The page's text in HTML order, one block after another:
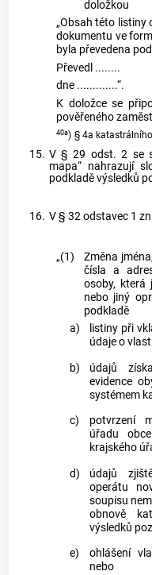
doložkou
„Obsah této listiny
dokumentu ve
byla převedena
Převedl ........
dne .............“.
K doložce se
pověřeného
40a) § 4a katastrálního
15. V § 29 odst. 2 se
mapa“ nahrazují
podkladě výsledků
16. V § 32 odstavec 1
„(1)
Změna
čísla a
osoby, která
nebo jiný
podkladě
a)
listiny při
údaje o
b)
údajů
evidence
systémem
c)
potvrzení
úřadu
krajského
d)
údajů
operátu
soupisu
obnově
výsledků
e)
ohlášení
nebo